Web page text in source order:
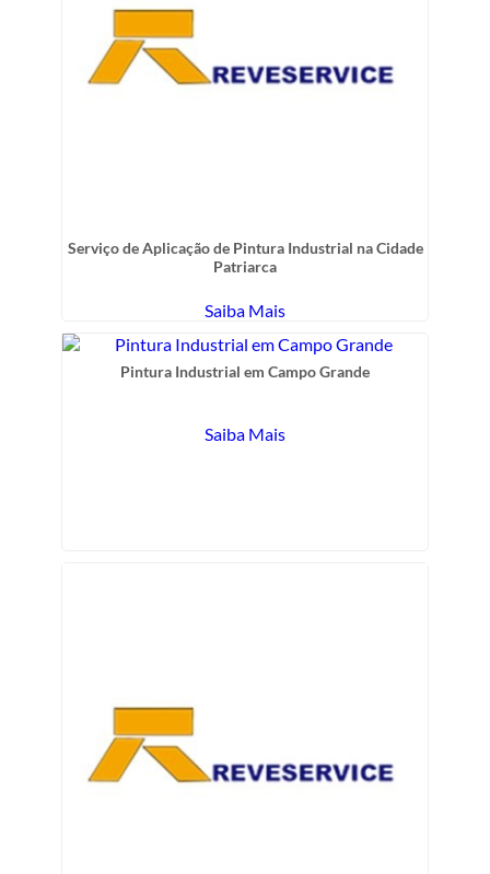
Serviço de Aplicação de Pintura Industrial na Cidade
Patriarca
Saiba Mais
Pintura Industrial em Campo Grande
Saiba Mais